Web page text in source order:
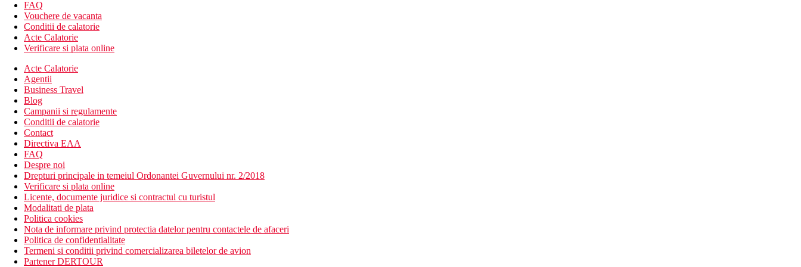
Mini bar
Telefon IDD
Umbrela
Uscator de par
Descrierea hotelului
Doua piscine mari plus doua piscine pentru copii
Coltul de fitness
Curs de gatit thailandez
Nunta la Kata Palm Resort
Camera copiilor
Loc de joaca
SPA
Sali de conferinte
Sali de evenimente
Descrierea plajei
cu nisip
plaja privata
Activitati sportive
FAQ
Vouchere de vacanta
Conditii de calatorie
Acte Calatorie
Verificare si plata online
Acte Calatorie
Agentii
Business Travel
Blog
Campanii si regulamente
Conditii de calatorie
Contact
Directiva EAA
FAQ
Despre noi
Drepturi principale in temeiul Ordonantei Guvernului nr. 2/2018
Verificare si plata online
Licente, documente juridice si contractul cu turistul
Modalitati de plata
Politica cookies
Nota de informare privind protectia datelor pentru contactele de afaceri
Politica de confidentialitate
Termeni si conditii privind comercializarea biletelor de avion
Partener DERTOUR